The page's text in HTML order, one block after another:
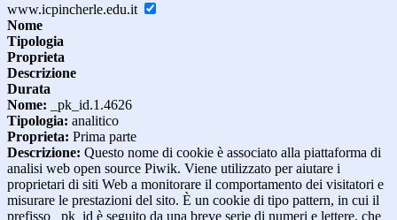
www.icpincherle.edu.it
Nome
Tipologia
Proprieta
Descrizione
Durata
Nome: _pk_id.1.4626
Tipologia: analitico
Proprieta: Prima parte
Descrizione: Questo nome di cookie è associato alla piattaforma di
analisi web open source Piwik. Viene utilizzato per aiutare i
proprietari di siti Web a monitorare il comportamento dei visitatori e
misurare le prestazioni del sito. È un cookie di tipo pattern, in cui il
prefisso _pk_id è seguito da una breve serie di numeri e lettere, che